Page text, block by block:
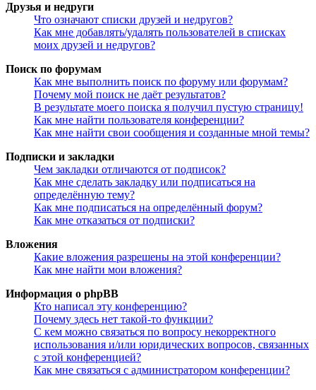
Друзья и недруги
Что означают списки друзей и недругов?
Как мне добавлять/удалять пользователей в списках
моих друзей и недругов?
Поиск по форумам
Как мне выполнить поиск по форуму или форумам?
Почему мой поиск не даёт результатов?
В результате моего поиска я получил пустую страницу!
Как мне найти пользователя конференции?
Как мне найти свои сообщения и созданные мной темы?
Подписки и закладки
Чем закладки отличаются от подписок?
Как мне сделать закладку или подписаться на
определённую тему?
Как мне подписаться на определённый форум?
Как мне отказаться от подписки?
Вложения
Какие вложения разрешены на этой конференции?
Как мне найти мои вложения?
Информация о phpBB
Кто написал эту конференцию?
Почему здесь нет такой-то функции?
С кем можно связаться по вопросу некорректного
использования и/или юридических вопросов, связанных
с этой конференцией?
Как мне связаться с администратором конференции?